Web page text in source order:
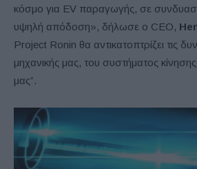
κόσμο για EV παραγωγής, σε
υψηλή απόδοση», δήλωσε ο CEO,
Project Ronin θα αντικατοπτρίζει τις
μηχανικής μας, του συστήματος κίνησης
μας”.